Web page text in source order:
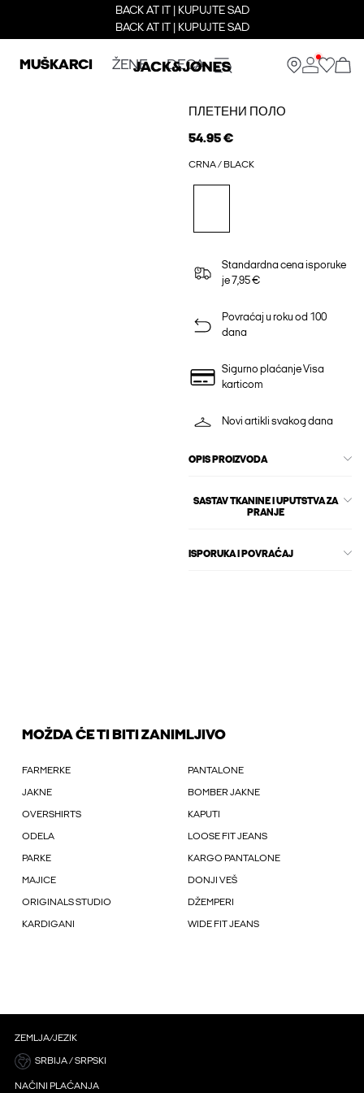
BACK AT IT | KUPUJTE SAD
BACK AT IT | KUPUJTE SAD
MUŠKARCI ŽENE DECA
ПЛЕТЕНИ ПОЛО
54.95 €
CRNA / BLACK
Standardna cena isporuke
je 7,95 €
Povraćaj u roku od 100
dana
Sigurno plaćanje Visa
karticom
Novi artikli svakog dana
OPIS PROIZVODA
SASTAV TKANINE I UPUTSTVA ZA
PRANJE
ISPORUKA I POVRAĆAJ
MOŽDA ĆE TI BITI ZANIMLJIVO
FARMERKE PANTALONE
JAKNE BOMBER JAKNE
OVERSHIRTS KAPUTI
ODELA LOOSE FIT JEANS
PARKE KARGO PANTALONE
MAJICE DONJI VEŠ
ORIGINALS STUDIO DŽEMPERI
KARDIGANI WIDE FIT JEANS
ZEMLJA/JEZIK
SRBIJA / SRPSKI
NAČINI PLAĆANJA